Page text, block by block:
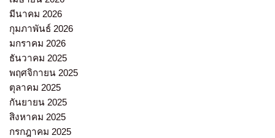
มีนาคม 2026
กุมภาพันธ์ 2026
มกราคม 2026
ธันวาคม 2025
พฤศจิกายน 2025
ตุลาคม 2025
กันยายน 2025
สิงหาคม 2025
กรกฎาคม 2025